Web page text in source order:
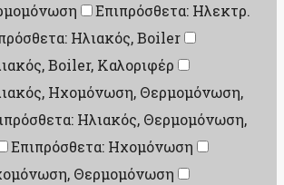
Επιπρόσθετα: Ηλεκτρ.
Ηλιακός, Boiler
Boiler, Καλοριφέρ
Ηχομόνωση, Θερμομόνωση,
Ηλιακός, Θερμομόνωση,
Επιπρόσθετα: Ηχομόνωση
Θερμομόνωση